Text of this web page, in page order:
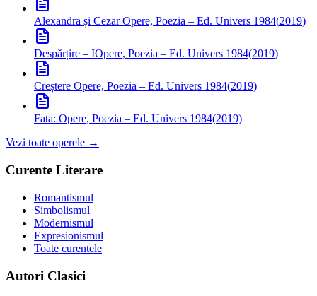
Alexandra și CezarOpere, Poezia – Ed. Univers 1984(2019)
Despărțire – IOpere, Poezia – Ed. Univers 1984(2019)
Creștere Opere, Poezia – Ed. Univers 1984(2019)
Fata: Opere, Poezia – Ed. Univers 1984(2019)
Vezi toate operele →
Curente Literare
Romantismul
Simbolismul
Modernismul
Expresionismul
Toate curentele
Autori Clasici